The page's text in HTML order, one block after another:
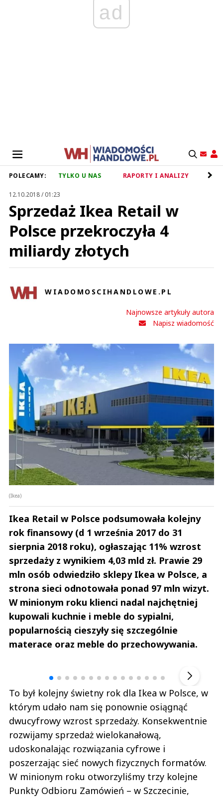
ad
POLECAMY: TYLKO U NAS RAPORTY I ANALIZY
12.10.2018 / 01:23
Sprzedaż Ikea Retail w
Polsce przekroczyła 4
miliardy złotych
WIADOMOSCIHANDLOWE.PL
Najnowsze artykuły autora
Napisz wiadomość
(Ikea)
Ikea Retail w Polsce podsumowała kolejny
rok finansowy (d 1 września 2017 do 31
sierpnia 2018 roku), ogłaszając 11% wzrost
sprzedaży z wynikiem 4,03 mld zł. Prawie 29
mln osób odwiedziło sklepy Ikea w Polsce, a
strona sieci odnotowała ponad 97 mln wizyt.
W minionym roku klienci nadal najchętniej
kupowali kuchnie i meble do sypialni,
popularnością cieszyły się szczególnie
materace oraz meble do przechowywania.
To był kolejny świetny rok dla Ikea w Polsce, w
którym udało nam się ponownie osiągnąć
dwucyfrowy wzrost sprzedaży. Konsekwentnie
rozwijamy sprzedaż wielokanałową,
udoskonalając rozwiązania cyfrowe i
poszerzając sieć nowych fizycznych formatów.
W minionym roku otworzyliśmy trzy kolejne
Punkty Odbioru Zamówień – w Szczecinie,